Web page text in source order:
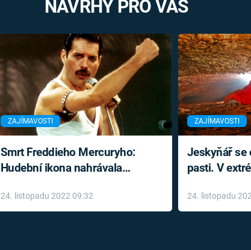
NÁVRHY PRO VÁS
ZAJÍMAVOSTI
Smrt Freddieho Mercuryho:
Hudební ikona nahrávala
léky
24. listopadu 2022 09:32
ZAJÍMAVOSTI
Jeskyňář se
pasti. V
24. listopadu